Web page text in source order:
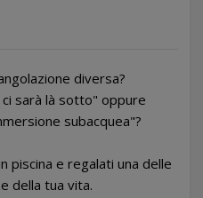
diversa?
sarà là sotto" oppure
subacquea"?
piscina e regalati una delle
della tua vita.